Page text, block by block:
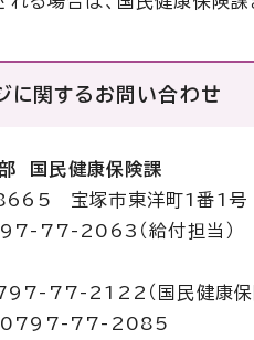
に関する お問い合わせ
国民健康保険課
宝塚市東洋町1番1
77-2063（給付担当
2122（国民健康保険
：0797-77-2085